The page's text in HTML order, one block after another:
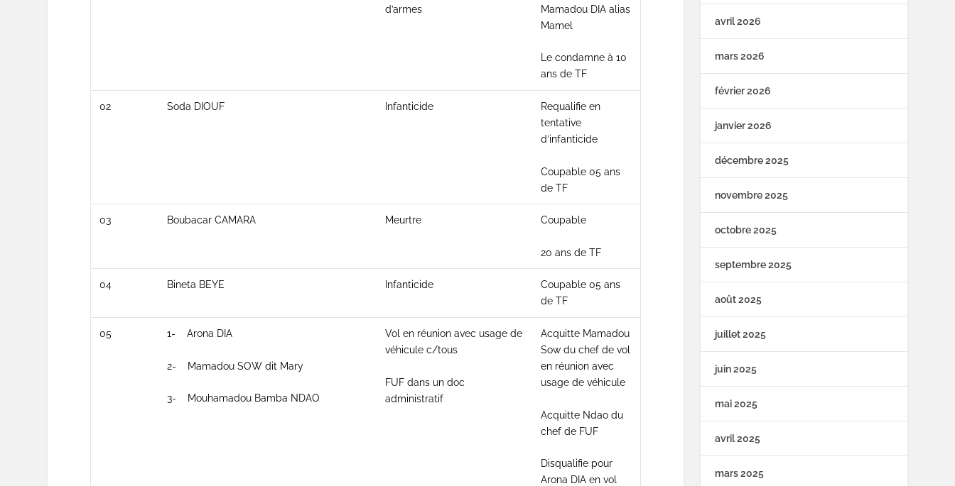
d’armes
Mamadou DIA alias
Mamel
Le condamne à 10
ans de TF
02 Soda DIOUF Infanticide
Requalifie en
tentative
d’infanticide
Coupable 05 ans
de TF
03 Boubacar CAMARA Meurtre Coupable
20 ans de TF
04 Bineta BEYE Infanticide
Coupable 05 ans
de TF
05 1- Arona DIA
2- Mamadou SOW dit Mary
3- Mouhamadou Bamba NDAO
Vol en réunion avec usage de
véhicule c/tous
FUF dans un doc
administratif
Acquitte Mamadou
Sow du chef de vol
en réunion avec
usage de véhicule
Acquitte Ndao du
chef de FUF
Disqualifie pour
Arona DIA en vol
avril 2026
mars 2026
février 2026
janvier 2026
décembre 2025
novembre 2025
octobre 2025
septembre 2025
août 2025
juillet 2025
juin 2025
mai 2025
avril 2025
mars 2025